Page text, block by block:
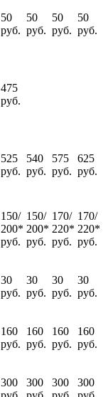
50
руб.
50
руб.
50
руб.
50
руб.
475
руб.
525
руб.
540
руб.
575
руб.
625
руб.
150/
200*
руб.
150/
200*
руб.
170/
220*
руб.
170/
220*
руб.
30
руб.
30
руб.
30
руб.
30
руб.
160
руб.
160
руб.
160
руб.
160
руб.
300
300
300
300